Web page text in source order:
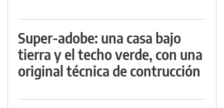
Super-adobe: una casa bajo
tierra y el techo verde, con una
original técnica de contrucción